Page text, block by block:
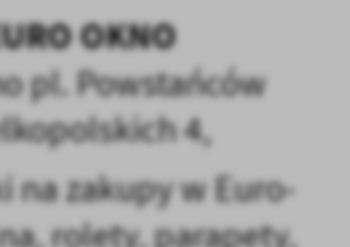
OKNO
pl. Powstańców
4,
na zakupy w Euro-
rolety, parapety,